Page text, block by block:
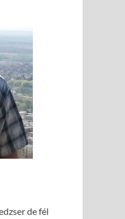
de fél